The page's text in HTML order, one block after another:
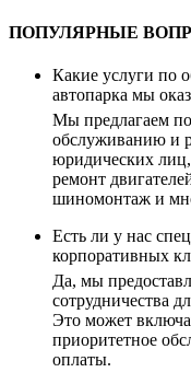
ПОПУЛЯРНЫЕ
Какие услуги по
автопарка мы
Мы предлагаем
обслуживанию и
юридических
ремонт
шиномонтаж и
Есть ли у нас
корпоративных
Да, мы
сотрудничества
Это может
приоритетное
оплаты.